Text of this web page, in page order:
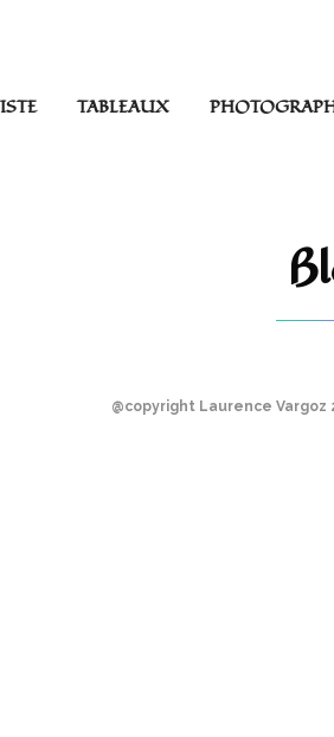
TABLEAUX
@copyright Laurence Vargoz